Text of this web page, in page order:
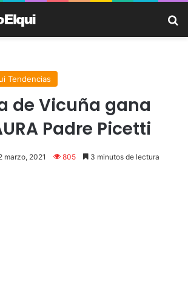
Tendencias
de Vicuña gana
Padre Picetti
marzo, 2021 805 3 minutos de lectura